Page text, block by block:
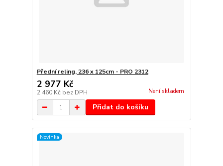
Přední reling, 236 x 125cm - PRO 2312
2 977 Kč
2 460 Kč bez DPH Není skladem
Přidat do košíku
Novinka